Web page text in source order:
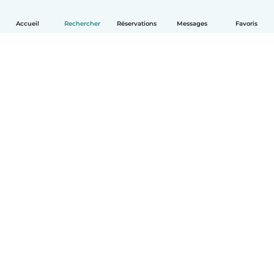
Accueil Rechercher Réservations Messages Favoris